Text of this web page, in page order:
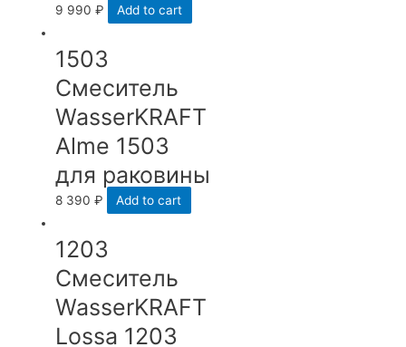
9 990₽ Add to cart
1503
Смеситель
WasserKRAFT
Alme 1503
для раковины
8 390₽ Add to cart
1203
Смеситель
WasserKRAFT
Lossa 1203